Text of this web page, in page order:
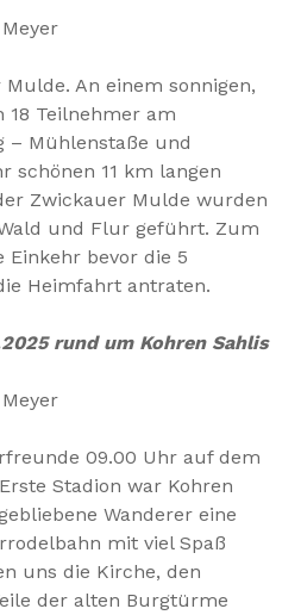
An einem sonnigen,
18 Teilnehmer am
– Mühlenstaße und
schönen 11 km langen
Zwickauer Mulde wurden
und Flur geführt. Zum
Einkehr bevor die 5
Heimfahrt antraten.
rund um Kohren Sahlis
09.00 Uhr auf dem
Stadion war Kohren
Wanderer eine
mit viel Spaß
uns die Kirche, den
der alten Burgtürme